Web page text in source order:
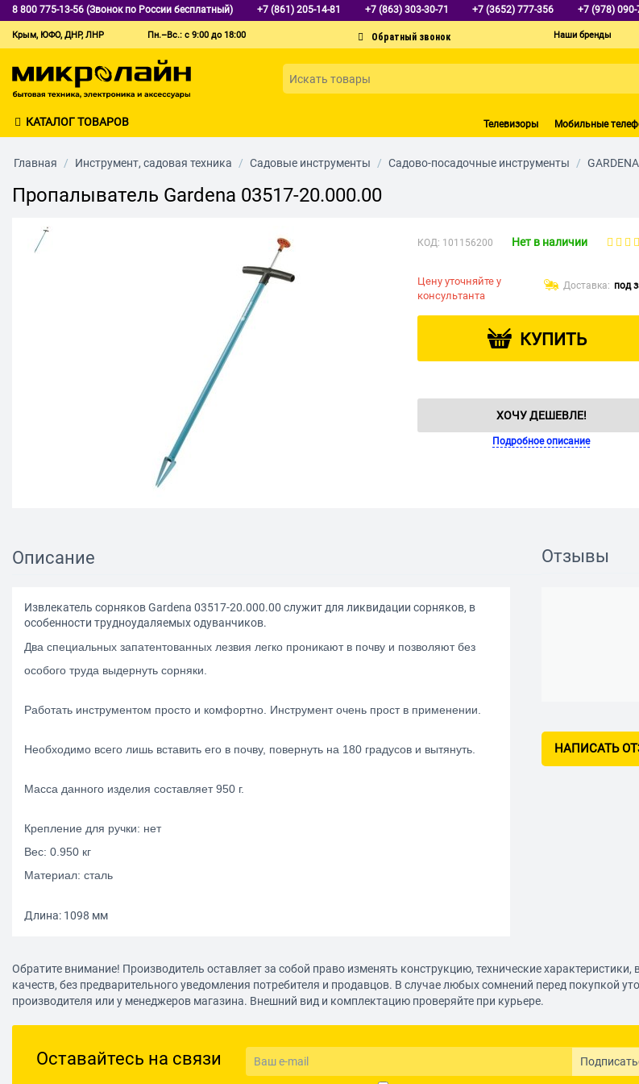
8 800 775-13-56 (Звонок по России бесплатный) +7 (861) 205-14-81 +7 (863) 303-30-71 +7 (3652) 777-356 +7 (978) 090-
Крым, ЮФО, ДНР, ЛНР Пн.–Вс.: с 9:00 до 18:00 Наши бренды
КАТАЛОГ ТОВАРОВ Телевизоры Мобильные
Главная / Инструмент, садовая техника / Садовые инструменты / Садово-посадочные инструменты / GARDENA
Пропалыватель Gardena 03517-20.000.00
КОД: 101156200 Нет в наличии
Цену уточняйте у
консультанта
Доставка: под
КУПИТЬ
ХОЧУ ДЕШЕВЛЕ!
Подробное описание
Описание
Извлекатель сорняков Gardena 03517-20.000.00 служит для ликвидации сорняков, в
особенности трудноудаляемых одуванчиков.
Два специальных запатентованных лезвия легко проникают в почву и позволяют без
особого труда выдернуть сорняки.
Работать инструментом просто и комфортно. Инструмент очень прост в применении.
Необходимо всего лишь вставить его в почву, повернуть на 180 градусов и вытянуть.
Масса данного изделия составляет 950 г.
Крепление для ручки: нет
Вес: 0.950 кг
Материал: сталь
Длина: 1098 мм
Отзывы
НАПИСАТЬ
Обратите внимание! Производитель оставляет за собой право изменять конструкцию, технические
качеств, без предварительного уведомления потребителя и продавцов. В случае любых сомнений перед покупкой
производителя или у менеджеров магазина. Внешний вид и комплектацию проверяйте при курьере.
Оставайтесь на связи